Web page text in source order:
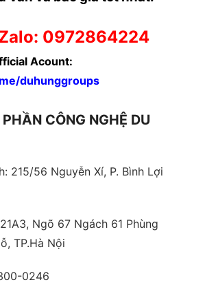
0972864224
Acount:
duhunggroups
CÔNG NGHỆ DU
215/56 Nguyễn Xí, P. Bình Lợi
Ngõ 67 Ngách 61 Phùng
TP.Hà Nội
0246